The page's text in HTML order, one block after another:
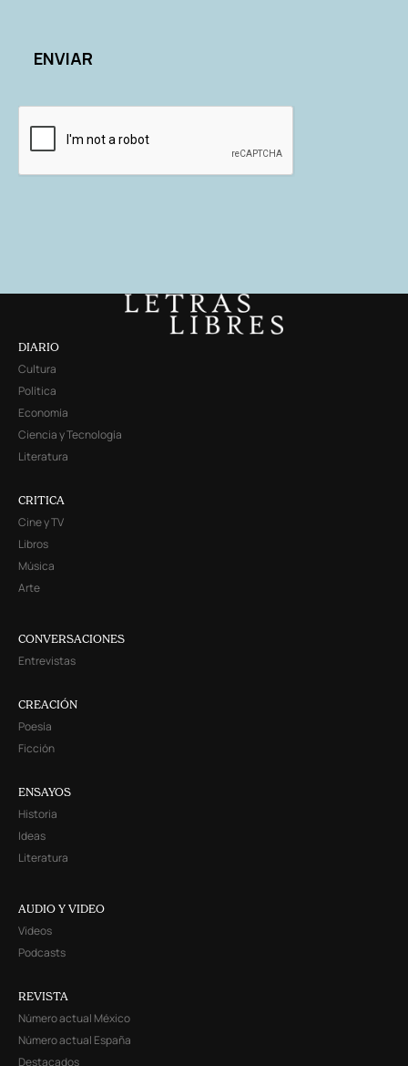
DIARIO
Cultura
Política
Economía
Ciencia y Tecnología
Literatura
CRITICA
Cine y TV
Libros
Música
Arte
CONVERSACIONES
Entrevistas
CREACIÓN
Poesía
Ficción
ENSAYOS
Historia
Ideas
Literatura
AUDIO Y VIDEO
Videos
Podcasts
REVISTA
Número actual México
Número actual España
Destacados